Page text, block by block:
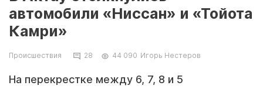
автомобили «Ниссан» и «Тойота
Камри»
Происшествия 28 44 090 Игорь Нестеров
На перекрестке между 6, 7, 8 и 5